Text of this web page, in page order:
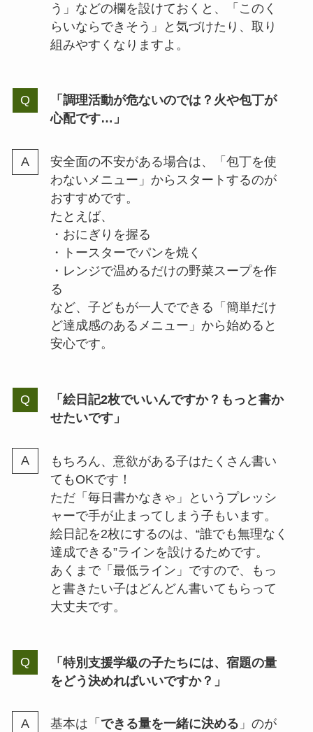
う」などの欄を設けておくと、「このく
らいならできそう」と気づけたり、取り
組みやすくなりますよ。
「調理活動が危ないのでは？火や包丁が
心配です…」
安全面の不安がある場合は、「包丁を使
わないメニュー」からスタートするのが
おすすめです。
たとえば、
・おにぎりを握る
・トースターでパンを焼く
・レンジで温めるだけの野菜スープを作
る
など、子どもが一人でできる「簡単だけ
ど達成感のあるメニュー」から始めると
安心です。
「絵日記2枚でいいんですか？もっと書か
せたいです」
もちろん、意欲がある子はたくさん書い
てもOKです！
ただ「毎日書かなきゃ」というプレッシ
ャーで手が止まってしまう子もいます。
絵日記を2枚にするのは、“誰でも無理なく
達成できる”ラインを設けるためです。
あくまで「最低ライン」ですので、もっ
と書きたい子はどんどん書いてもらって
大丈夫です。
「特別支援学級の子たちには、宿題の量
をどう決めればいいですか？」
基本は「 できる量を一緒に決める 」のが